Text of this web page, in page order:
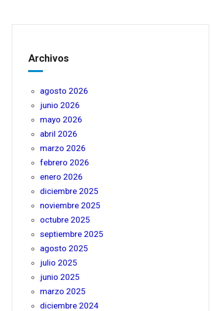
Archivos
agosto 2026
junio 2026
mayo 2026
abril 2026
marzo 2026
febrero 2026
enero 2026
diciembre 2025
noviembre 2025
octubre 2025
septiembre 2025
agosto 2025
julio 2025
junio 2025
marzo 2025
diciembre 2024